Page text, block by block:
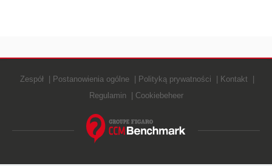
Zespół Postanowienia ogólne Polityką prywatności
Kontakt
Regulamin
Cookiebeheer